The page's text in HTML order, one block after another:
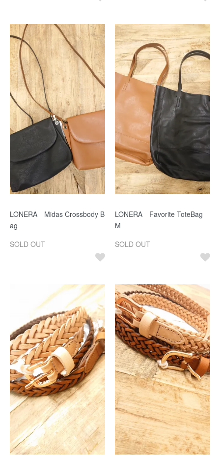
LONERA Midas Crossbody B
ag
SOLD OUT
LONERA Favorite ToteBag
M
SOLD OUT